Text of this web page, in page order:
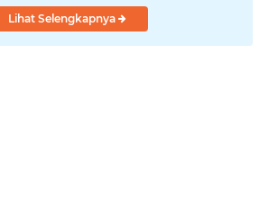
Lihat Selengkapnya